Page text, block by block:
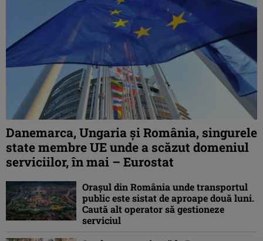
Danemarca, Ungaria şi România, singurele
state membre UE unde a scăzut domeniul
serviciilor, în mai – Eurostat
Orașul din România unde transportul
public este sistat de aproape două luni.
Caută alt operator să gestioneze
serviciul